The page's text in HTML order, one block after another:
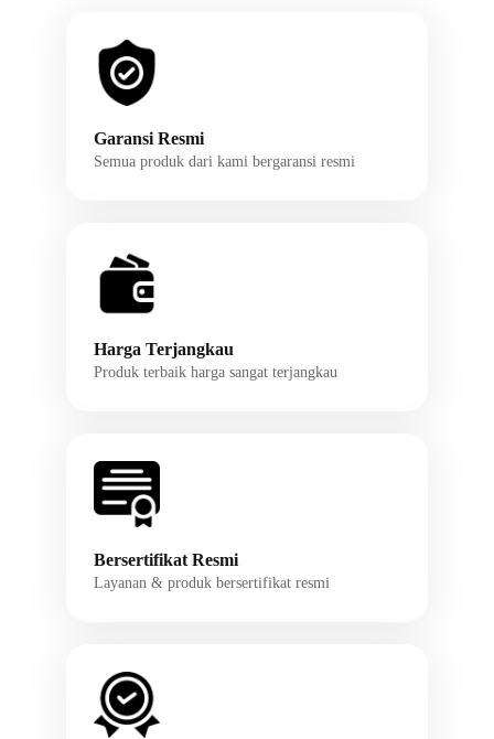
Garansi Resmi
Semua produk dari kami bergaransi resmi
Harga Terjangkau
Produk terbaik harga sangat terjangkau
Bersertifikat Resmi
Layanan & produk bersertifikat resmi